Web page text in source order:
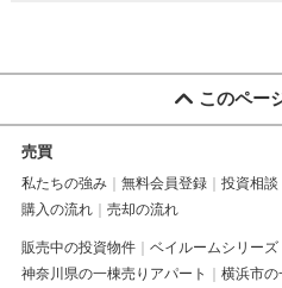
このペー
売買
私たちの強み 無料会員登録 投資相談
購入の流れ
売却の流れ
販売中の投資物件 ベイルームシリーズ
神奈川県の一棟売りアパート
横浜市の